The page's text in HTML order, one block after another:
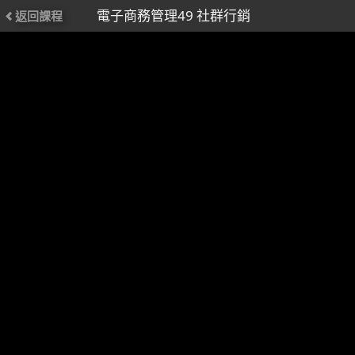
返回課程 電子商務管理49 社群行銷